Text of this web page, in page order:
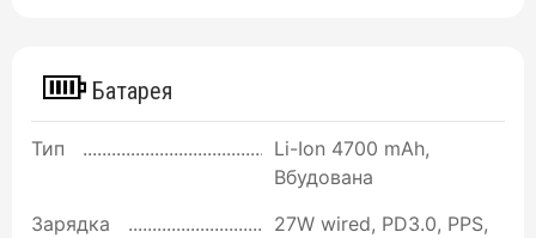
Батарея
Тип
Li-Ion 4700 mAh,
Вбудована
Зарядка
27W wired, PD3.0, PPS,